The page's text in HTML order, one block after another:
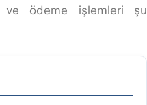
ve ödeme işlemleri şu